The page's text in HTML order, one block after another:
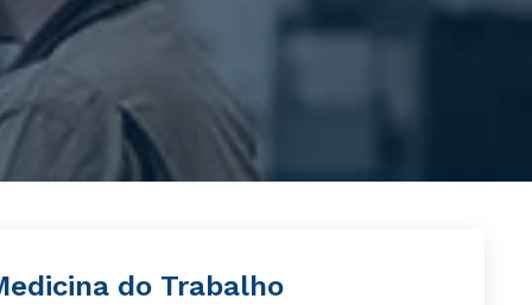
do Trabalho